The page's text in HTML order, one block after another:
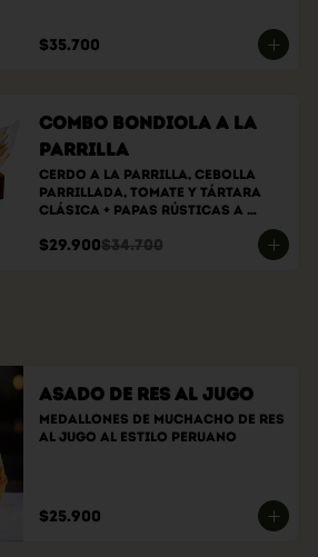
$35.700
Combo bondiola a la
parrilla
Cerdo a la parrilla, cebolla
parrillada, tomate y tártara
clásica + papas rústicas a
$29.900$34.700
Asado de Res al Jugo
Medallones de muchacho de res
al jugo al estilo peruano
$25.900